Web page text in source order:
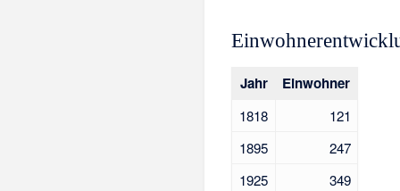
Jahr Einwohner
1818
121
1895
247
1925
349